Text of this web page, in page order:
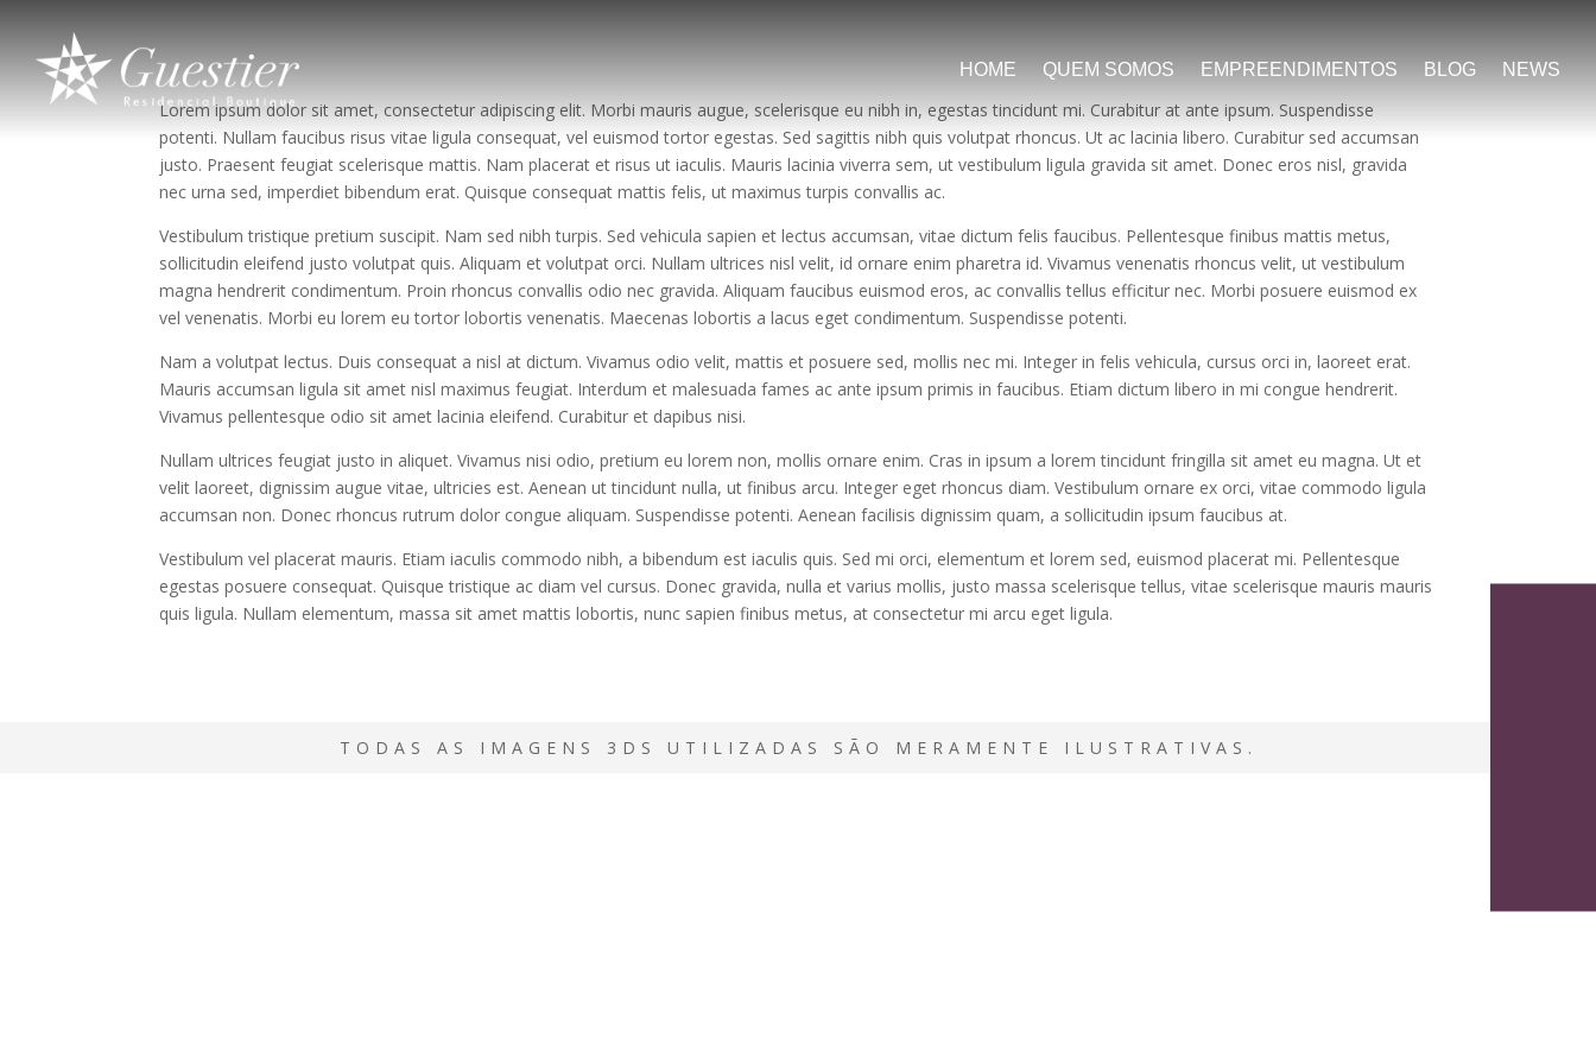
HOME QUEM SOMOS EMPREENDIMENTOS BLOG NEWS
Lorem ipsum dolor sit amet, consectetur adipiscing elit. Morbi mauris augue, scelerisque eu nibh in, egestas tincidunt mi. Curabitur at ante ipsum. Suspendisse
potenti. Nullam faucibus risus vitae ligula consequat, vel euismod tortor egestas. Sed sagittis nibh quis volutpat rhoncus. Ut ac lacinia libero. Curabitur sed accumsan
justo. Praesent feugiat scelerisque mattis. Nam placerat et risus ut iaculis. Mauris lacinia viverra sem, ut vestibulum ligula gravida sit amet. Donec eros nisl, gravida
nec urna sed, imperdiet bibendum erat. Quisque consequat mattis felis, ut maximus turpis convallis ac.
Vestibulum tristique pretium suscipit. Nam sed nibh turpis. Sed vehicula sapien et lectus accumsan, vitae dictum felis faucibus. Pellentesque finibus mattis metus,
sollicitudin eleifend justo volutpat quis. Aliquam et volutpat orci. Nullam ultrices nisl velit, id ornare enim pharetra id. Vivamus venenatis rhoncus velit, ut vestibulum
magna hendrerit condimentum. Proin rhoncus convallis odio nec gravida. Aliquam faucibus euismod eros, ac convallis tellus efficitur nec. Morbi posuere euismod ex
vel venenatis. Morbi eu lorem eu tortor lobortis venenatis. Maecenas lobortis a lacus eget condimentum. Suspendisse potenti.
Nam a volutpat lectus. Duis consequat a nisl at dictum. Vivamus odio velit, mattis et posuere sed, mollis nec mi. Integer in felis vehicula, cursus orci in, laoreet erat.
Mauris accumsan ligula sit amet nisl maximus feugiat. Interdum et malesuada fames ac ante ipsum primis in faucibus. Etiam dictum libero in mi congue hendrerit.
Vivamus pellentesque odio sit amet lacinia eleifend. Curabitur et dapibus nisi.
Nullam ultrices feugiat justo in aliquet. Vivamus nisi odio, pretium eu lorem non, mollis ornare enim. Cras in ipsum a lorem tincidunt fringilla sit amet eu magna. Ut et
velit laoreet, dignissim augue vitae, ultricies est. Aenean ut tincidunt nulla, ut finibus arcu. Integer eget rhoncus diam. Vestibulum ornare ex orci, vitae commodo ligula
accumsan non. Donec rhoncus rutrum dolor congue aliquam. Suspendisse potenti. Aenean facilisis dignissim quam, a sollicitudin ipsum faucibus at.
Vestibulum vel placerat mauris. Etiam iaculis commodo nibh, a bibendum est iaculis quis. Sed mi orci, elementum et lorem sed, euismod placerat mi. Pellentesque
egestas posuere consequat. Quisque tristique ac diam vel cursus. Donec gravida, nulla et varius mollis, justo massa scelerisque tellus, vitae scelerisque mauris mauris
quis ligula. Nullam elementum, massa sit amet mattis lobortis, nunc sapien finibus metus, at consectetur mi arcu eget ligula.
TODAS AS IMAGENS 3DS UTILIZADAS SÃO MERAMENTE ILUSTRATIVAS.